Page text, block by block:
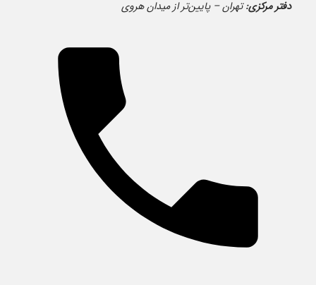
دفتر مرکزی:تهران – پایین‌تر از میدان هروی